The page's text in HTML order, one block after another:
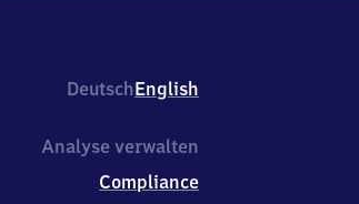
DeutschEnglish
Analyse verwalten
Compliance